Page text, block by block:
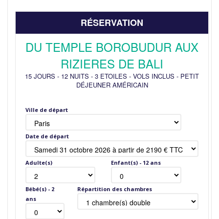
RÉSERVATION
DU TEMPLE BOROBUDUR AUX
RIZIERES DE BALI
15 JOURS - 12 NUITS - 3 ETOILES - VOLS INCLUS - PETIT
DÉJEUNER AMÉRICAIN
Ville de départ
Date de départ
Adulte(s) Enfant(s) - 12 ans
Bébé(s) - 2
ans
Répartition des chambres